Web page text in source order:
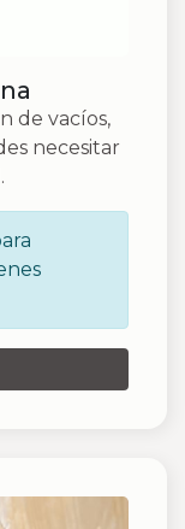
de vacíos,
necesitar